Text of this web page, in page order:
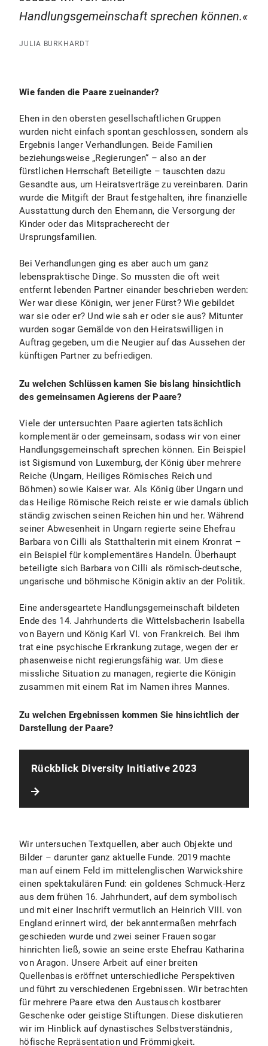
Handlungsgemeinschaft sprechen können.
JULIA BURKHARDT
Wie fanden die Paare zueinander?
Ehen in den obersten gesellschaftlichen Gruppen
wurden nicht einfach spontan geschlossen, sondern als
Ergebnis langer Verhandlungen. Beide Familien
beziehungsweise „Regierungen“ – also an der
fürstlichen Herrschaft Beteiligte – tauschten dazu
Gesandte aus, um Heiratsverträge zu vereinbaren. Darin
wurde die Mitgift der Braut festgehalten, ihre finanzielle
Ausstattung durch den Ehemann, die Versorgung der
Kinder oder das Mitspracherecht der
Ursprungsfamilien.
Bei Verhandlungen ging es aber auch um ganz
lebenspraktische Dinge. So mussten die oft weit
entfernt lebenden Partner einander beschrieben werden:
Wer war diese Königin, wer jener Fürst? Wie gebildet
war sie oder er? Und wie sah er oder sie aus? Mitunter
wurden sogar Gemälde von den Heiratswilligen in
Auftrag gegeben, um die Neugier auf das Aussehen der
künftigen Partner zu befriedigen.
Zu welchen Schlüssen kamen Sie bislang hinsichtlich
des gemeinsamen Agierens der Paare?
Viele der untersuchten Paare agierten tatsächlich
komplementär oder gemeinsam, sodass wir von einer
Handlungsgemeinschaft sprechen können. Ein Beispiel
ist Sigismund von Luxemburg, der König über mehrere
Reiche (Ungarn, Heiliges Römisches Reich und
Böhmen) sowie Kaiser war. Als König über Ungarn und
das Heilige Römische Reich reiste er wie damals üblich
ständig zwischen seinen Reichen hin und her. Während
seiner Abwesenheit in Ungarn regierte seine Ehefrau
Barbara von Cilli als Statthalterin mit einem Kronrat –
ein Beispiel für komplementäres Handeln. Überhaupt
beteiligte sich Barbara von Cilli als römisch-deutsche,
ungarische und böhmische Königin aktiv an der Politik.
Eine andersgeartete Handlungsgemeinschaft bildeten
Ende des 14. Jahrhunderts die Wittelsbacherin Isabella
von Bayern und König Karl VI. von Frankreich. Bei ihm
trat eine psychische Erkrankung zutage, wegen der er
phasenweise nicht regierungsfähig war. Um diese
missliche Situation zu managen, regierte die Königin
zusammen mit einem Rat im Namen ihres Mannes.
Zu welchen Ergebnissen kommen Sie hinsichtlich der
Darstellung der Paare?
Rückblick Diversity Initiative 2023
Wir untersuchen Textquellen, aber auch Objekte und
Bilder – darunter ganz aktuelle Funde. 2019 machte
man auf einem Feld im mittelenglischen Warwickshire
einen spektakulären Fund: ein goldenes Schmuck-Herz
aus dem frühen 16. Jahrhundert, auf dem symbolisch
und mit einer Inschrift vermutlich an Heinrich VIII. von
England erinnert wird, der bekanntermaßen mehrfach
geschieden wurde und zwei seiner Frauen sogar
hinrichten ließ, sowie an seine erste Ehefrau Katharina
von Aragon. Unsere Arbeit auf einer breiten
Quellenbasis eröffnet unterschiedliche Perspektiven
und führt zu verschiedenen Ergebnissen. Wir betrachten
für mehrere Paare etwa den Austausch kostbarer
Geschenke oder geistige Stiftungen. Diese diskutieren
wir im Hinblick auf dynastisches Selbstverständnis,
höfische Repräsentation und Frömmigkeit.